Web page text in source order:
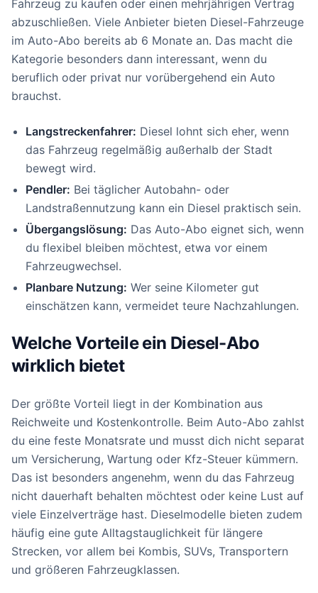
Fahrzeug zu kaufen oder einen mehrjährigen Vertrag
abzuschließen. Viele Anbieter bieten Diesel-Fahrzeuge
im Auto-Abo bereits ab 6 Monate an. Das macht die
Kategorie besonders dann interessant, wenn du
beruflich oder privat nur vorübergehend ein Auto
brauchst.
Langstreckenfahrer: Diesel lohnt sich eher, wenn
das Fahrzeug regelmäßig außerhalb der Stadt
bewegt wird.
Pendler: Bei täglicher Autobahn- oder
Landstraßennutzung kann ein Diesel praktisch sein.
Übergangslösung: Das Auto-Abo eignet sich, wenn
du flexibel bleiben möchtest, etwa vor einem
Fahrzeugwechsel.
Planbare Nutzung: Wer seine Kilometer gut
einschätzen kann, vermeidet teure Nachzahlungen.
Welche Vorteile ein Diesel-Abo
wirklich bietet
Der größte Vorteil liegt in der Kombination aus
Reichweite und Kostenkontrolle. Beim Auto-Abo zahlst
du eine feste Monatsrate und musst dich nicht separat
um Versicherung, Wartung oder Kfz-Steuer kümmern.
Das ist besonders angenehm, wenn du das Fahrzeug
nicht dauerhaft behalten möchtest oder keine Lust auf
viele Einzelverträge hast. Dieselmodelle bieten zudem
häufig eine gute Alltagstauglichkeit für längere
Strecken, vor allem bei Kombis, SUVs, Transportern
und größeren Fahrzeugklassen.